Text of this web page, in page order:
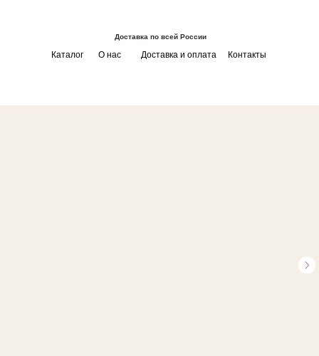
Доставка по всей России
О нас Доставка и оплата
Каталог Контакты